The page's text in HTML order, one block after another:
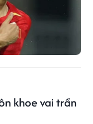
khoe vai trần